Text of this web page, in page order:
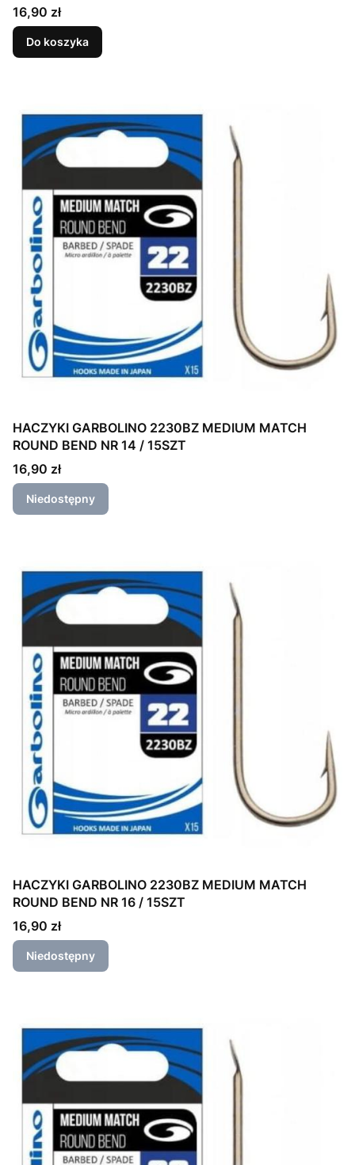
Cena
16,90 zł
Do koszyka
HACZYKI GARBOLINO 2230BZ MEDIUM MATCH
ROUND BEND NR 14 / 15SZT
Cena
16,90 zł
Niedostępny
HACZYKI GARBOLINO 2230BZ MEDIUM MATCH
ROUND BEND NR 16 / 15SZT
Cena
16,90 zł
Niedostępny